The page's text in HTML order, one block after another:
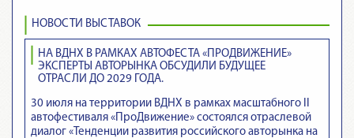
НОВОСТИ ВЫСТАВОК
НА ВДНХ В РАМКАХ АВТОФЕСТА «ПРОДВИЖЕНИЕ»
ЭКСПЕРТЫ АВТОРЫНКА ОБСУДИЛИ БУДУЩЕЕ
ОТРАСЛИ ДО 2029 ГОДА.
30 июля на территории ВДНХ в рамках масштабного II
автофестиваля «ПроДвижение» состоялся отраслевой
диалог «Тенденции развития российского авторынка на